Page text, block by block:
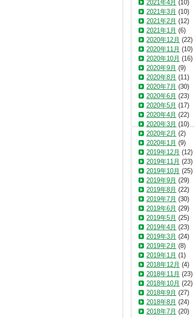
2021年4月 (10)
2021年3月 (10)
2021年2月 (12)
2021年1月 (6)
2020年12月 (22)
2020年11月 (10)
2020年10月 (16)
2020年9月 (9)
2020年8月 (11)
2020年7月 (30)
2020年6月 (23)
2020年5月 (17)
2020年4月 (22)
2020年3月 (10)
2020年2月 (2)
2020年1月 (9)
2019年12月 (12)
2019年11月 (23)
2019年10月 (25)
2019年9月 (29)
2019年8月 (22)
2019年7月 (30)
2019年6月 (29)
2019年5月 (25)
2019年4月 (23)
2019年3月 (24)
2019年2月 (8)
2019年1月 (1)
2018年12月 (4)
2018年11月 (23)
2018年10月 (22)
2018年9月 (27)
2018年8月 (24)
2018年7月 (20)